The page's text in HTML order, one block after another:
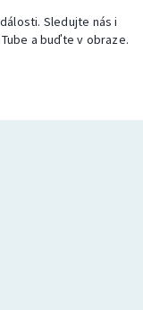
Sledujte nás i
a buďte v obraze.